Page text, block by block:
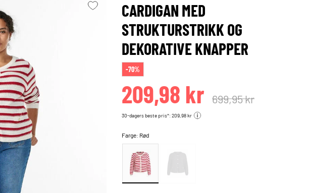
CARDIGAN MED
STRUKTURSTRIKK OG
DEKORATIVE KNAPPER
-70%
209,98 kr 699,95 kr
30-dagers beste pris*: 209,98 kr
Farge: Rød